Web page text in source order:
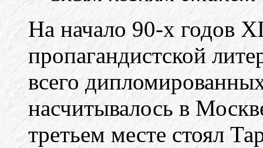
На начало 90-х годов
пропагандистской
всего
насчитывалось в
третьем месте стоял